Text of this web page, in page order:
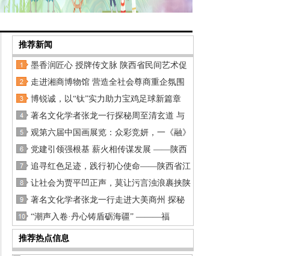
推荐新闻
墨香润匠心 授牌传文脉 陕西省民间艺术促
走进湘商博物馆 营造全社会尊商重企氛围
博锐诚，以“钛”实力助力宝鸡足球新篇章
著名文化学者张龙一行探秘周至清玄道 与
观第六届中国画展览：众彩竞妍，一《融》
党建引领强根基 薪火相传谋发展 ——陕西
追寻红色足迹，践行初心使命——陕西省江
让社会为贾平凹正声，莫让污言浊浪裹挟陕
著名文化学者张龙一行走进大美商州 探秘
“潮声入卷·丹心铸盾砺海疆” ———福
推荐热点信息